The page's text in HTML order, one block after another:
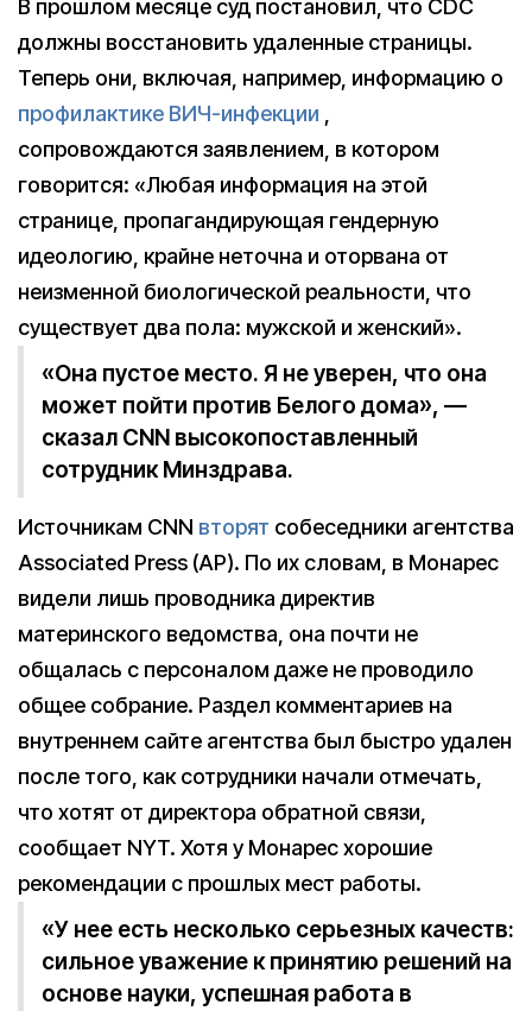
В прошлом месяце суд постановил, что CDC
должны восстановить удаленные страницы.
Теперь они, включая, например, информацию о
профилактике ВИЧ-инфекции ,
сопровождаются заявлением, в котором
говорится: «Любая информация на этой
странице, пропагандирующая гендерную
идеологию, крайне неточна и оторвана от
неизменной биологической реальности, что
существует два пола: мужской и женский».
«Она пустое место. Я не уверен, что она
может пойти против Белого дома», —
сказал CNN высокопоставленный
сотрудник Минздрава.
Источникам CNN вторят собеседники агентства
Associated Press (AP). По их словам, в Монарес
видели лишь проводника директив
материнского ведомства, она почти не
общалась с персоналом даже не проводило
общее собрание. Раздел комментариев на
внутреннем сайте агентства был быстро удален
после того, как сотрудники начали отмечать,
что хотят от директора обратной связи,
сообщает NYT. Хотя у Монарес хорошие
рекомендации с прошлых мест работы.
«У нее есть несколько серьезных качеств:
сильное уважение к принятию решений на
основе науки, успешная работа в